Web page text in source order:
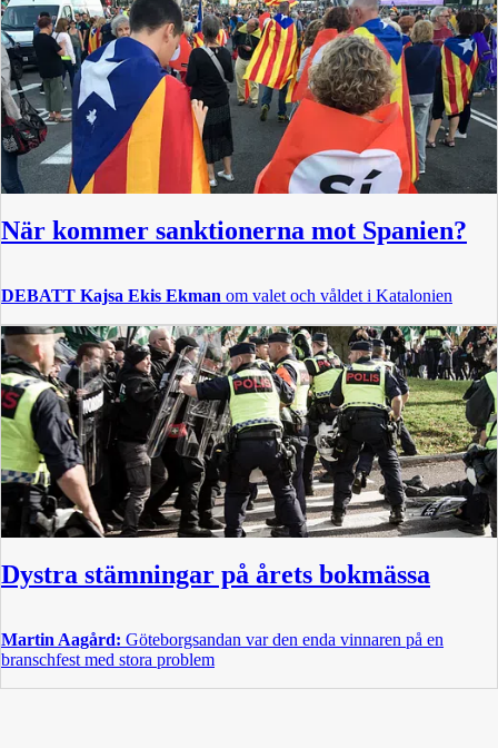
När kommer sanktionerna mot Spanien?
DEBATT Kajsa Ekis Ekman om valet och våldet i Katalonien
Dystra stämningar på årets bokmässa
Martin Aagård: Göteborgsandan var den enda vinnaren på en
branschfest med stora problem